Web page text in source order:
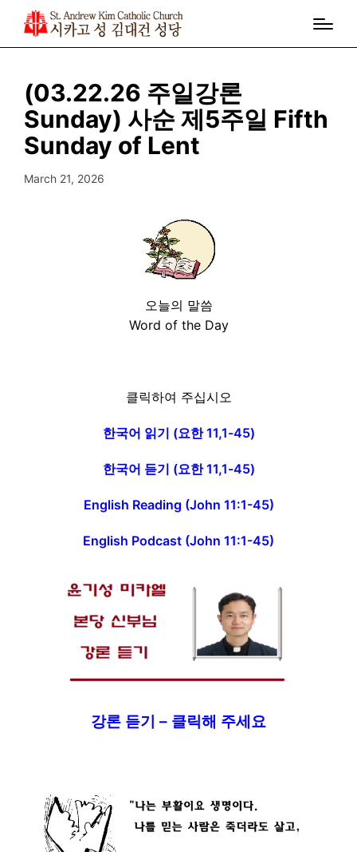
(03.22.26 주일강론
Sunday) 사순 제5주일 Fifth
Sunday of Lent
March 21, 2026
오늘의 말씀
Word of the Day
클릭하여 주십시오
한국어 읽기 (요한 11,1-45)
한국어 듣기 (요한 11,1-45)
English Reading (John 11:1-45)
English Podcast (John 11:1-45)
강론 듣기 – 클릭해 주세요